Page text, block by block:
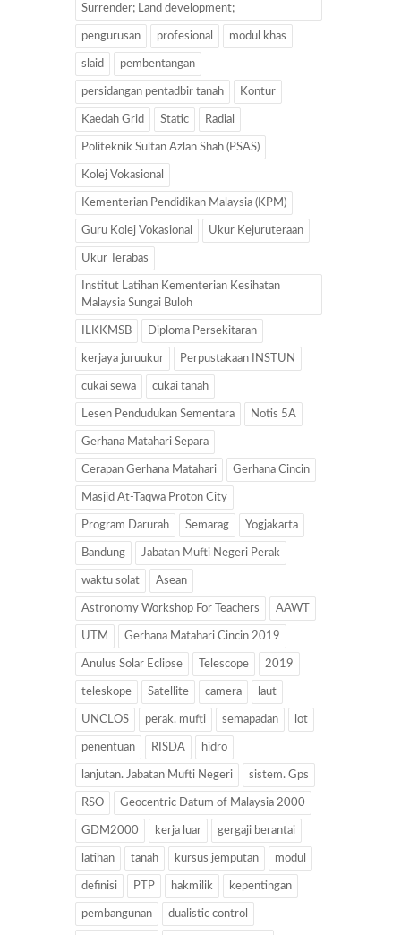
Surrender; Land development;
pengurusan profesional modul khas
slaid pembentangan
persidangan pentadbir tanah Kontur
Kaedah Grid Static Radial
Politeknik Sultan Azlan Shah (PSAS)
Kolej Vokasional
Kementerian Pendidikan Malaysia (KPM)
Guru Kolej Vokasional Ukur Kejuruteraan
Ukur Terabas
Institut Latihan Kementerian Kesihatan
Malaysia Sungai Buloh
ILKKMSB Diploma Persekitaran
kerjaya juruukur Perpustakaan INSTUN
cukai sewa cukai tanah
Lesen Pendudukan Sementara Notis 5A
Gerhana Matahari Separa
Cerapan Gerhana Matahari Gerhana Cincin
Masjid At-Taqwa Proton City
Program Darurah Semarag Yogjakarta
Bandung Jabatan Mufti Negeri Perak
waktu solat Asean
Astronomy Workshop For Teachers AAWT
UTM Gerhana Matahari Cincin 2019
Anulus Solar Eclipse Telescope 2019
teleskope Satellite camera laut
UNCLOS perak. mufti semapadan lot
penentuan RISDA hidro
lanjutan. Jabatan Mufti Negeri sistem. Gps
RSO Geocentric Datum of Malaysia 2000
GDM2000 kerja luar gergaji berantai
latihan tanah kursus jemputan modul
definisi PTP hakmilik kepentingan
pembangunan dualistic control